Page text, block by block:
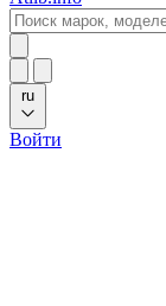
ru
Войти